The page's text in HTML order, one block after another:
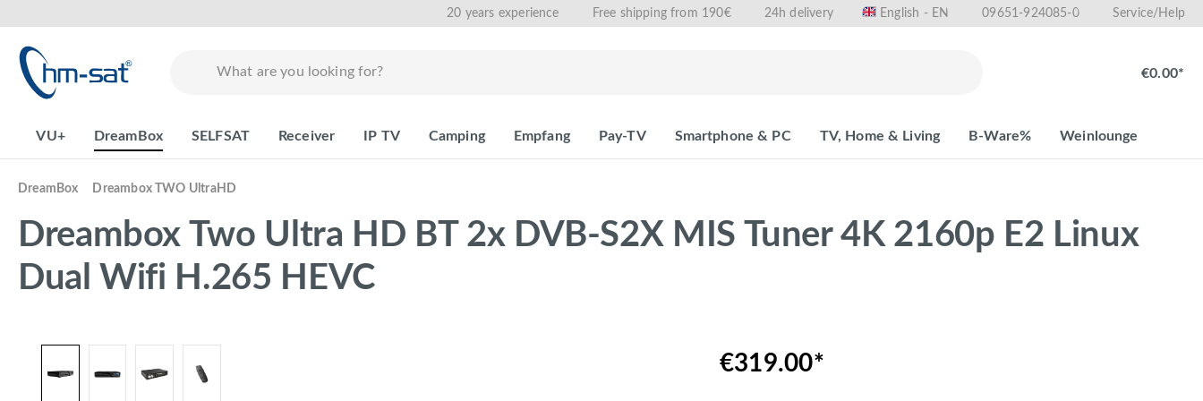
20 years experience Free shipping from 190€ 24h delivery English - EN 09651-924085-0 Service/Help
€0.00*
VU+ DreamBox SELFSAT Receiver IP TV Camping Empfang Pay-TV Smartphone & PC TV, Home & Living B-Ware% Weinlounge
DreamBox Dreambox TWO UltraHD
Dreambox Two Ultra HD BT 2x DVB-S2X MIS Tuner 4K 2160p E2 Linux
Dual Wifi H.265 HEVC
€319.00*